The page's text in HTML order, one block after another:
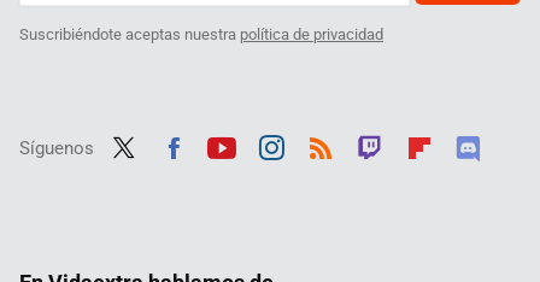
Suscribiéndote aceptas nuestra política de privacidad
Síguenos